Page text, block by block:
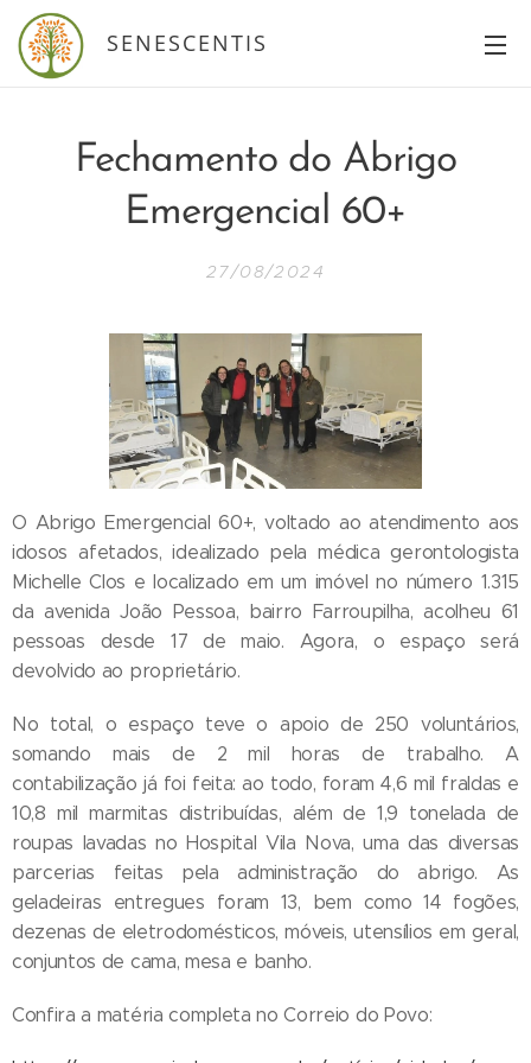
SENESCENTIS
Fechamento do Abrigo
Emergencial 60+
27/08/2024
O Abrigo Emergencial 60+, voltado ao atendimento aos
idosos afetados, idealizado pela médica gerontologista
Michelle Clos e localizado em um imóvel no número 1.315
da avenida João Pessoa, bairro Farroupilha, acolheu 61
pessoas desde 17 de maio. Agora, o espaço será
devolvido ao proprietário.
No total, o espaço teve o apoio de 250 voluntários,
somando mais de 2 mil horas de trabalho. A
contabilização já foi feita: ao todo, foram 4,6 mil fraldas e
10,8 mil marmitas distribuídas, além de 1,9 tonelada de
roupas lavadas no Hospital Vila Nova, uma das diversas
parcerias feitas pela administração do abrigo. As
geladeiras entregues foram 13, bem como 14 fogões,
dezenas de eletrodomésticos, móveis, utensílios em geral,
conjuntos de cama, mesa e banho.
Confira a matéria completa no Correio do Povo: